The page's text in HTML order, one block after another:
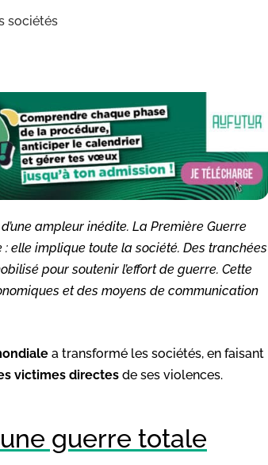
sociétés
ampleur inédite. La Première Guerre
elle implique toute la société. Des tranchées
pour soutenir l’effort de guerre. Cette
et des moyens de communication
a transformé les sociétés, en faisant
victimes directes de ses violences.
guerre totale